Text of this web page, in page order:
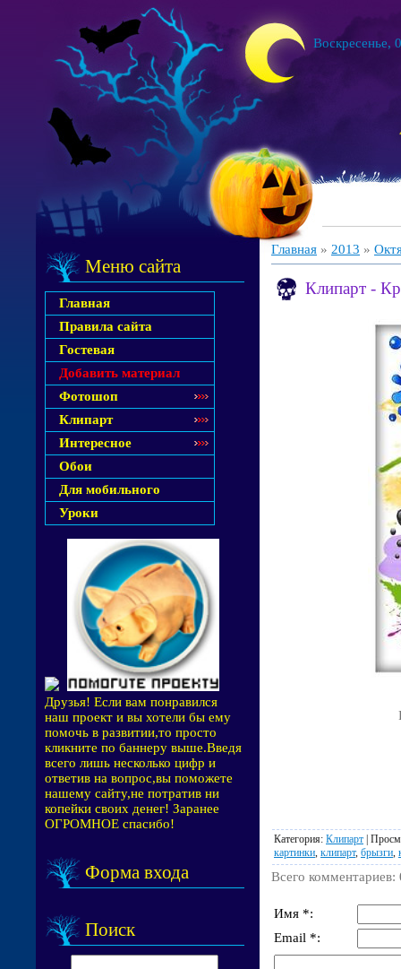
Воскресенье,
Меню сайта
Главная
Правила сайта
Гостевая
Добавить материал
Фотошоп
Клипарт
Интересное
Обои
Для мобильного
Уроки
Друзья! Если вам понравился
наш проект и вы хотели бы ему
помочь в развитии,то просто
кликните по баннеру выше.Введя
всего лишь несколько цифр и
ответив на вопрос,вы поможете
нашему сайту,не потратив ни
копейки своих денег! Заранее
ОГРОМНОЕ спасибо!
Форма входа
Поиск
Главная » 2013 »
Клипарт -
Категория: Клипарт |
картинки клипарт, брызги
Всего комментариев:
Имя *:
Email *: